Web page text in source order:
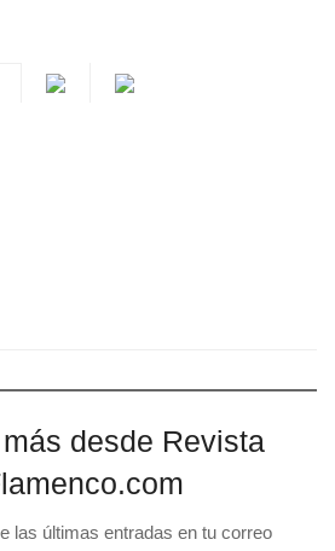
desde Revista
las últimas entradas en tu correo